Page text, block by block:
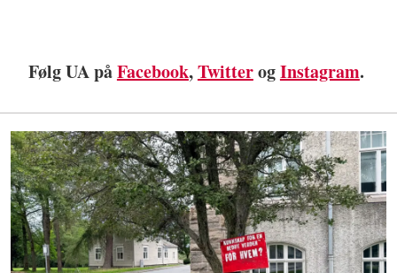
Følg UA påFacebook,TwitterogInstagram.